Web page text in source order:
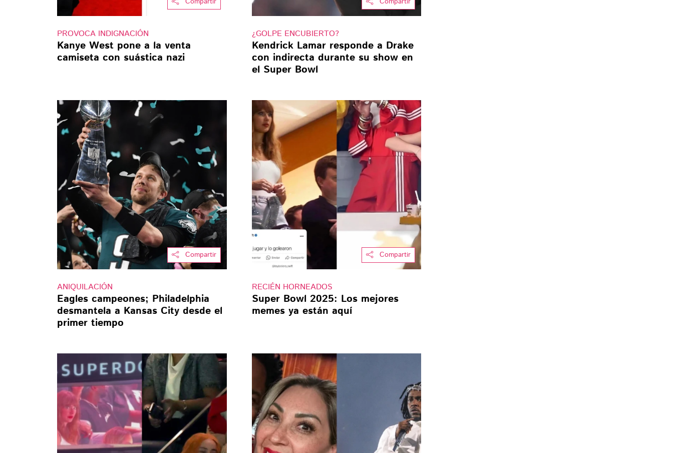
PROVOCA INDIGNACIÓN
Kanye West pone a la venta
camiseta con suástica nazi
¿GOLPE ENCUBIERTO?
Kendrick Lamar responde a Drake
con indirecta durante su show en
el Super Bowl
Compartir
ANIQUILACIÓN
Eagles campeones; Philadelphia
desmantela a Kansas City desde el
primer tiempo
Compartir
RECIÉN HORNEADOS
Super Bowl 2025: Los mejores
memes ya están aquí